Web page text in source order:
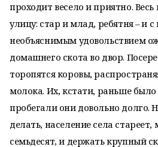
проходит весело и приятно.
улицу: стар и млад, ребятня – и
необъяснимым удовольствием
домашнего скота во двор.
торопятся коровы,
молока. Их, кстати, раньше
пробегали они довольно долго.
делать, население села
семьдесят, и держать крупный